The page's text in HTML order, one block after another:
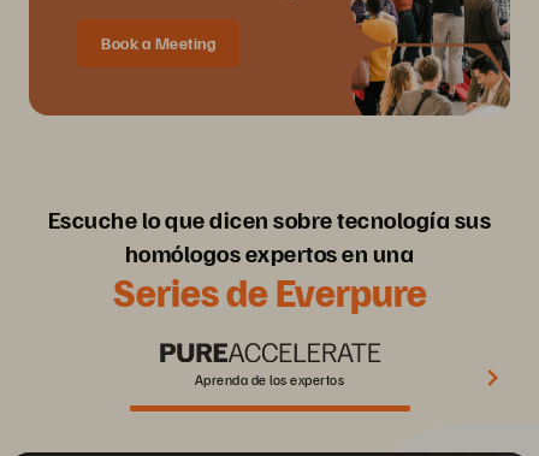
Book a Meeting
Escuche lo que dicen sobre tecnología sus
homólogos expertos en una
Series de Everpure
Aprenda de los expertos